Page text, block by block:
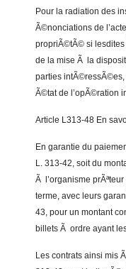
Pour la radiation des
Ã©nonciations de
propriÃ©tÃ© si
de la mise Ã la
parties intÃ©ressÃ©es,
Ã©tat de l’opÃ©ration
Article L313-48 En
En garantie du
L. 313-42, soit du
Ã l’organisme
terme, avec leurs
43, pour un montant
billets Ã ordre ayant
Les contrats ainsi mis